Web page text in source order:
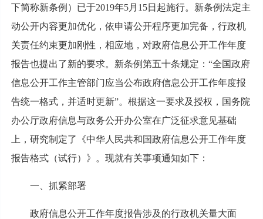
下简称新条例）已于2019年5月15日起施行。新条例法定主
动公开内容更加优化，依申请公开程序更加完备，行政机
关责任约束更加刚性，相应地，对政府信息公开工作年度
报告也提出了新的要求。新条例第五十条规定：“全国政府
信息公开工作主管部门应当公布政府信息公开工作年度报
告统一格式，并适时更新”。根据这一要求及授权，国务院
办公厅政府信息与政务公开办公室在广泛征求意见基础
上，研究制定了《中华人民共和国政府信息公开工作年度
报告格式（试行）》。现就有关事项通知如下：
一、抓紧部署
政府信息公开工作年度报告涉及的行政机关量大面